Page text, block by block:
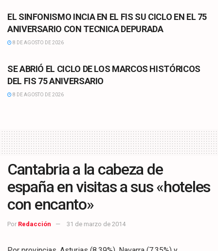
EL SINFONISMO INCIA EN EL FIS SU CICLO EN EL 75
ANIVERSARIO CON TECNICA DEPURADA
8 DE AGOSTO DE 2026
SE ABRIÓ EL CICLO DE LOS MARCOS HISTÓRICOS
DEL FIS 75 ANIVERSARIO
8 DE AGOSTO DE 2026
Cantabria a la cabeza de
españa en visitas a sus «hoteles
con encanto»
Por Redacción 31 de marzo de 2014